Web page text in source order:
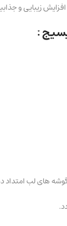
افزایش زیبایی
:
های لب